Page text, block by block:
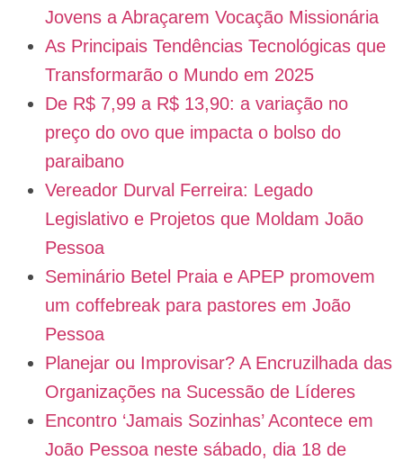
Jovens a Abraçarem Vocação Missionária
As Principais Tendências Tecnológicas que
Transformarão o Mundo em 2025
De R$ 7,99 a R$ 13,90: a variação no
preço do ovo que impacta o bolso do
paraibano
Vereador Durval Ferreira: Legado
Legislativo e Projetos que Moldam João
Pessoa
Seminário Betel Praia e APEP promovem
um coffebreak para pastores em João
Pessoa
Planejar ou Improvisar? A Encruzilhada das
Organizações na Sucessão de Líderes
Encontro ‘Jamais Sozinhas’ Acontece em
João Pessoa neste sábado, dia 18 de